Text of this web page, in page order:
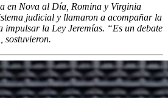
en Nova al Día, Romina y Virginia
judicial y llamaron a acompañar la
impulsar la Ley Jeremías. “Es un debate
sostuvieron.